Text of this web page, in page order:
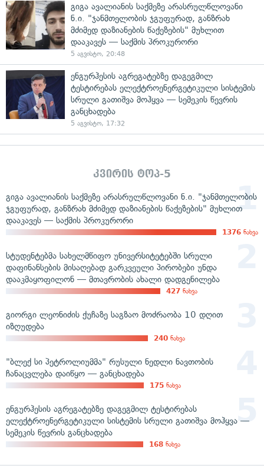
გიგა ავალიანის საქმეზე არასრულწლოვანი
ნ.ი. "ჯანმთელობის ჯგუფურად, განზრახ
მძიმედ დაზიანების წაქეზების" მუხლით
დააკავეს — საქმის პროკურორი
5 აგვისტო, 20:48
ენგურჰესის აგრეგატებზე დაგეგმილ
ტესტირებას ელექტროენერგეტიკული სისტემის
სრული გათიშვა მოჰყვა — სემეკის წევრის
განცხადება
5 აგვისტო, 17:32
კვირის ტოპ-5
გიგა ავალიანის საქმეზე არასრულწლოვანი ნ.ი. "ჯანმთელობის
ჯგუფურად, განზრახ მძიმედ დაზიანების წაქეზების" მუხლით
დააკავეს — საქმის პროკურორი
1376 ნახვა
სტუდენტებმა სახელმწიფო უნივერსიტეტებში სრული
დაფინანსების მისაღებად გარკვეული პირობები უნდა
დააკმაყოფილონ — მთავრობის ახალი დადგენილება
427 ნახვა
გიორგი ლეონიძის ქუჩაზე საგზაო მოძრაობა 10 დღით
იზღუდება
240 ნახვა
"ბლექ სი პეტროლიუმმა" რუსული ნედლი ნავთობის
ჩანაცვლება დაიწყო — განცხადება
175 ნახვა
ენგურჰესის აგრეგატებზე დაგეგმილ ტესტირებას
ელექტროენერგეტიკული სისტემის სრული გათიშვა მოჰყვა —
სემეკის წევრის განცხადება
168 ნახვა